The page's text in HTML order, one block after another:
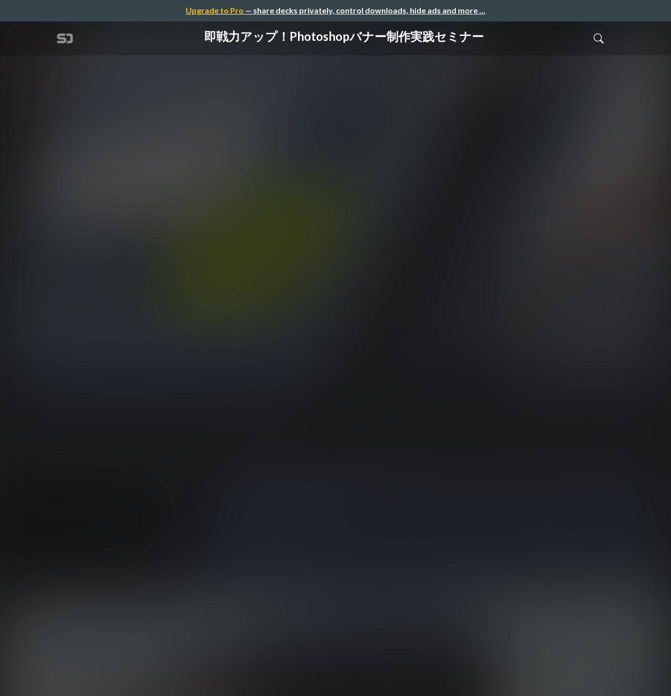
Upgrade to Pro — share decks privately, control downloads, hide ads and more …
即戦力アップ！Photoshopバナー制作実践セミナー